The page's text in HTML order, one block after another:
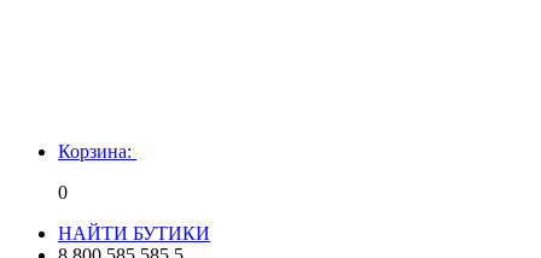
Корзина:
0
НАЙТИ БУТИКИ